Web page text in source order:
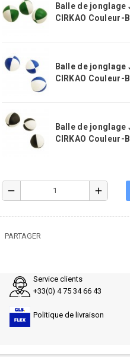
Balle de jonglage
CIRKAO Couleur-
Balle de jonglage
CIRKAO Couleur-
Balle de jonglage
CIRKAO Couleur-
remove add
PARTAGER
Service clients
+33(0) 4 75 34 66 43
Politique de livraison